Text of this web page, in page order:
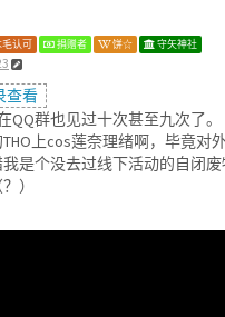
认可 捐赠者 饼☆ 守矢神社
查看
QQ群也见过十次甚至九次了。
上cos莲奈理绪啊，毕竟对
是个没去过线下活动的自闭
）